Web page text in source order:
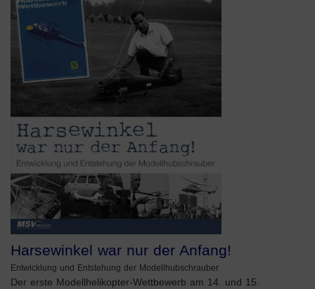
Harsewinkel war nur der Anfang!
Entwicklung und Entstehung der Modellhubschrauber
Der erste Modellhelikopter-Wettbewerb am 14. und 15.